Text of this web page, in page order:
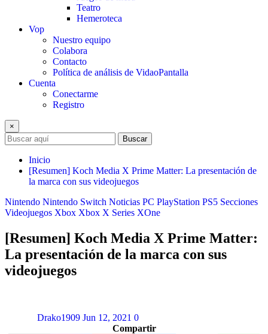
Teatro
Hemeroteca
Vop
Nuestro equipo
Colabora
Contacto
Política de análisis de VidaoPantalla
Cuenta
Conectarme
Registro
×
Buscar
Inicio
[Resumen] Koch Media X Prime Matter: La presentación de
la marca con sus videojuegos
Nintendo Nintendo Switch Noticias PC PlayStation PS5 Secciones
Videojuegos Xbox Xbox X Series XOne
[Resumen] Koch Media X Prime Matter:
La presentación de la marca con sus
videojuegos
Drako1909 Jun 12, 2021 0
Compartir